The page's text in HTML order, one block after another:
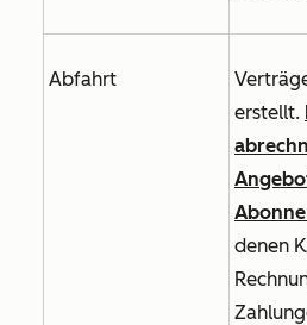
Abfahrt
erstellt.
denen